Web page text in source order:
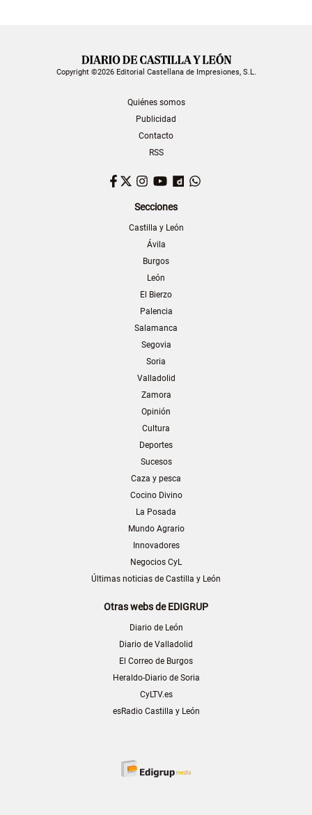
Copyright ©2026 Editorial Castellana de Impresiones, S.L.
Quiénes somos
Publicidad
Contacto
RSS
Facebook
TwitterInstagram
YouTubeDailymotion
Secciones
Castilla y León
Ávila
Burgos
León
El Bierzo
Palencia
Salamanca
Segovia
Soria
Valladolid
Zamora
Opinión
Cultura
Deportes
Sucesos
Caza y pesca
Cocino Divino
La Posada
Mundo Agrario
Innovadores
Negocios CyL
Últimas noticias de Castilla y León
Otras webs de EDIGRUP
Diario de León
Diario de Valladolid
El Correo de Burgos
Heraldo-Diario de Soria
CyLTV.es
esRadio Castilla y León